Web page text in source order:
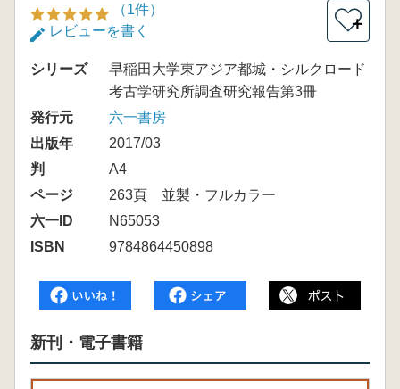
（1件）
レビューを書く
＋
シリーズ
早稲田大学東アジア都城・シルクロード
考古学研究所調査研究報告第3冊
発行元
六一書房
出版年
2017/03
判
A4
ページ
263頁 並製・フルカラー
六一ID
N65053
ISBN
9784864450898
新刊・電子書籍